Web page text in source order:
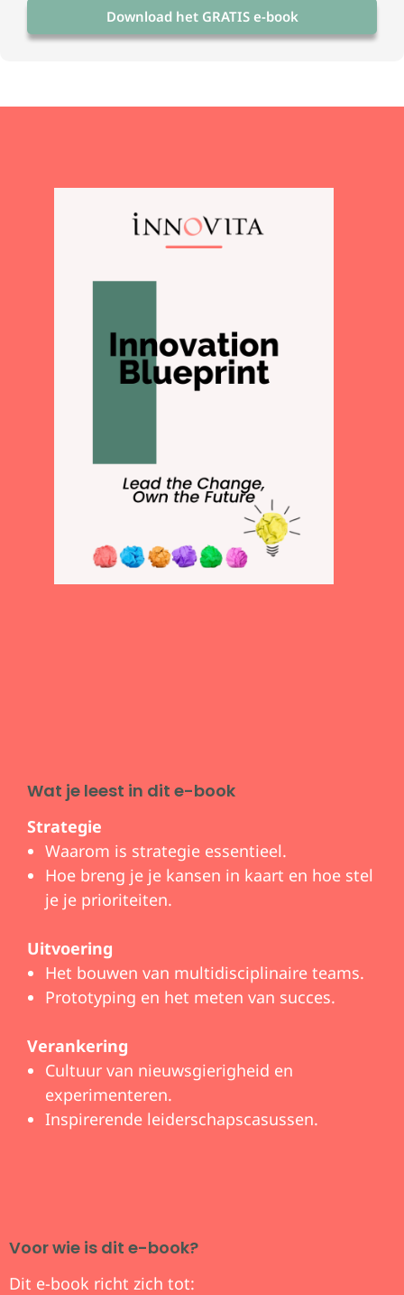
Download het GRATIS e-book
Wat je leest in dit e-book
Strategie
Waarom is strategie essentieel.
Hoe breng je je kansen in kaart en hoe stel
je je prioriteiten.
Uitvoering
Het bouwen van multidisciplinaire teams.
Prototyping en het meten van succes.
Verankering
Cultuur van nieuwsgierigheid en
experimenteren.
Inspirerende leiderschapscasussen.
Voor wie is dit e-book?
Dit e-book richt zich tot: